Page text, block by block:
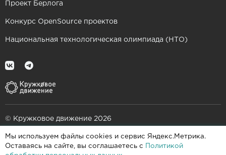
Мы используем файлы cookies и сервис Яндекс.Метрика.
Оставаясь на сайте, вы соглашаетесь с
Политикой
Проект Берлога
Конкурс OpenSource проектов
Национальная технологическая олимпиада (НТО)
© Кружковое движение 2026
При поддержке